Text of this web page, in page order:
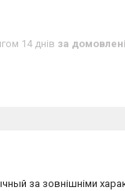
14 днів за
й за зовнішніми